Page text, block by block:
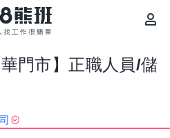
門市】正職人員/儲